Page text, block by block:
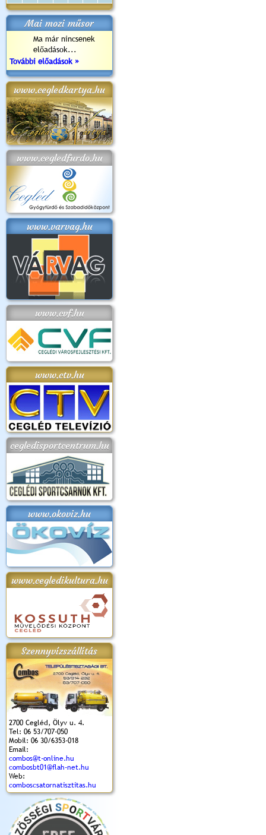
Mai mozi műsor
Ma már nincsenek
előadások...
További előadások »
www.cegledkartya.hu
www.cegledfurdo.hu
www.varvag.hu
www.cvf.hu
www.ctv.hu
cegledisportcentrum.hu
www.okoviz.hu
www.cegledikultura.hu
Szennyvízszállítás
2700 Cegléd, Ölyv u. 4.
Tel: 06 53/707-050
Mobil: 06 30/6353-018
Email:
combos@t-online.hu
combosbt01@flah-net.hu
Web:
comboscsatornatisztitas.hu
2018.
Kossuth Toborzó
Ünnepély
Szent István Ünnepe
(2017. 08. 20.)